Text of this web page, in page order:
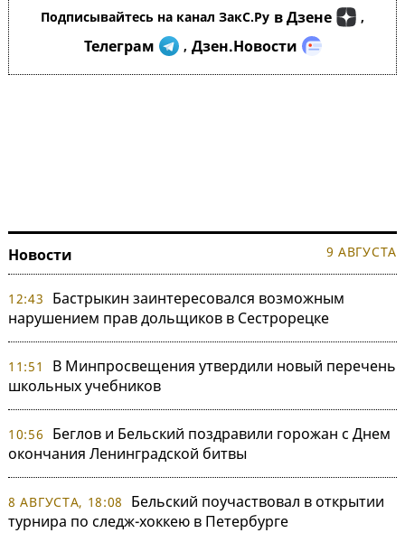
Подписывайтесь на канал ЗакС.Ру в Дзене ,
Телеграм , Дзен.Новости
Новости 9 АВГУСТА
12:43
Бастрыкин заинтересовался возможным
нарушением прав дольщиков в Сестрорецке
11:51
В Минпросвещения утвердили новый перечень
школьных учебников
10:56
Беглов и Бельский поздравили горожан с Днем
окончания Ленинградской битвы
8 АВГУСТА, 18:08
Бельский поучаствовал в открытии
турнира по следж-хоккею в Петербурге